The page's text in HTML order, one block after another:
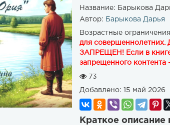
Название: Барыкова
Автор: Барыкова Дарья
Возрастные
для совершеннолетних.
ЗАПРЕЩЕН! Если в книге
запрещенного контента
73
Добавлено: 15 май 2026
Краткое